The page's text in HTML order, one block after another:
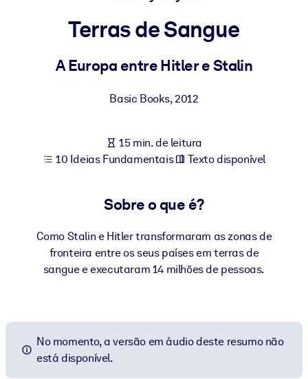
Para LMS/LXP
resultados de aprendizagem mais sólidos.
Enriqueça sua biblioteca corporativa com conhecimento de
negócios confiável e pronto para uso.
Alimente seus sistemas de IA com conhecimento confiável e
Terras de Sangue
A Europa entre Hitler e Stalin
Basic Books,2012
15 min. de leitura
10 Ideias Fundamentais
Texto disponível
Sobre o que é?
Como Stalin e Hitler transformaram as zonas de
fronteira entre os seus países em terras de
sangue e executaram 14 milhões de pessoas.
No momento, a versão em áudio deste resumo não
está disponível.